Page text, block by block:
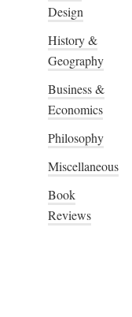
Design
History &
Geography
Business &
Economics
Philosophy
Miscellaneous
Book
Reviews